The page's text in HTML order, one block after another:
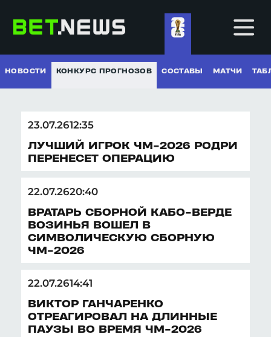
НОВОСТИ
СОСТАВЫ
МАТЧИ
ТАБЛИЦЫ
РЕГЛАМЕНТ
НОВОСТИ
НОВОСТИ КОНКУРС ПРОГНОЗОВ СОСТАВЫ МАТЧИ
23.07.2612:35
ЛУЧШИЙ ИГРОК ЧМ-2026 РОДРИ
ПЕРЕНЕСЕТ ОПЕРАЦИЮ
22.07.2620:40
ВРАТАРЬ СБОРНОЙ КАБО-ВЕРДЕ
ВОЗИНЬЯ ВОШЕЛ В
СИМВОЛИЧЕСКУЮ СБОРНУЮ
ЧМ-2026
22.07.2614:41
ВИКТОР ГАНЧАРЕНКО
ОТРЕАГИРОВАЛ НА ДЛИННЫЕ
ПАУЗЫ ВО ВРЕМЯ ЧМ-2026